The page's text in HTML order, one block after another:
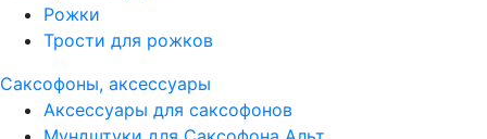
Рожки
Трости для рожков
Саксофоны, аксессуары
Аксессуары для саксофонов